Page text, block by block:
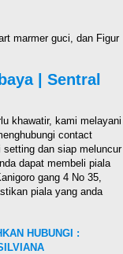
marmer guci, dan Figur
| Sentral
khawatir, kami melayani
contact
setting dan siap meluncur
dapat membeli piala
gang 4 No 35,
piala yang anda
HUBUNGI :